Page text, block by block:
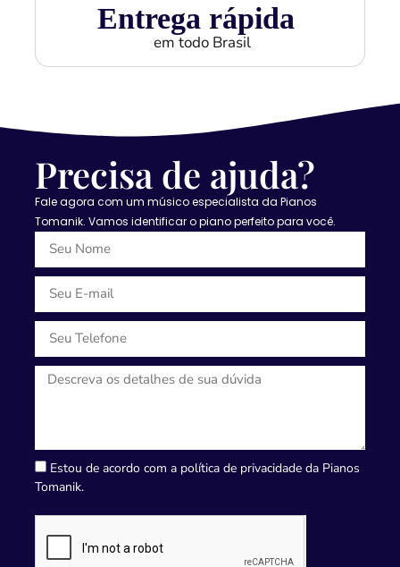
Entrega rápida
em todo Brasil
Precisa de ajuda?
Fale agora com um músico especialista da Pianos
Tomanik. Vamos identificar o piano perfeito para você.
Estou de acordo com a política de privacidade da Pianos
Tomanik.